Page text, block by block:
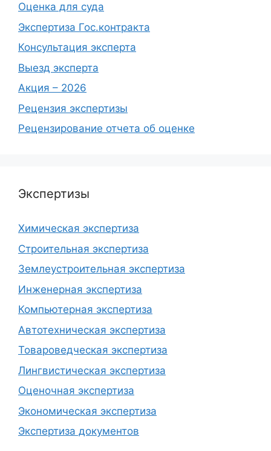
Оценка для суда
Экспертиза Гос.контракта
Консультация эксперта
Выезд эксперта
Акция – 2026
Рецензия экспертизы
Рецензирование отчета об оценке
Экспертизы
Химическая экспертиза
Строительная экспертиза
Землеустроительная экспертиза
Инженерная экспертиза
Компьютерная экспертиза
Автотехническая экспертиза
Товароведческая экспертиза
Лингвистическая экспертиза
Оценочная экспертиза
Экономическая экспертиза
Экспертиза документов